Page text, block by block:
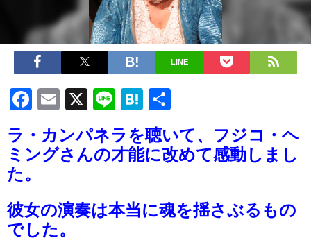
LINE
Facebook
Email
X LineHatena
ラ・カンパネラを聴いて、フジコ・ヘ
ミングさんの才能に改めて感動しまし
た。
彼女の演奏は本当に魂を揺さぶるもの
でした。